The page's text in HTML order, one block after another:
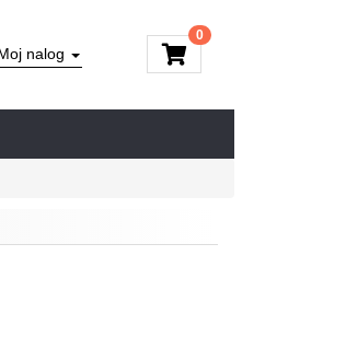
nalog
0